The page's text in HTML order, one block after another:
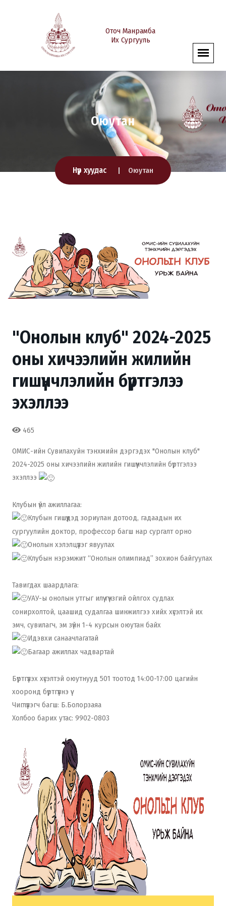
Оточ Манрамба
Их Сургууль
Оюутан
Нүүр хуудас Оюутан
"Онолын клуб" 2024-2025
оны хичээлийн жилийн
гишүүнчлэлийн бүртгэлээ
эхэллээ
465
ОМИС-ийн Сувилахуйн тэнхмийн дэргэдэх "Онолын клуб"
2024-2025 оны хичээлийн жилийн гишүүнчлэлийн бүртгэлээ
эхэллээ
Клубын үйл ажиллагаа:
Клубын гишүүдэд зориулан дотоод, гадаадын их
сургуулийн доктор, профессор багш нар сургалт орно
Онолын хэлэлцүүлэг явуулах
Клубын нэрэмжит “Онолын олимпиад” зохион байгуулах
Тавигдах шаардлага:
УАУ-ы онолын утгыг илүү гүнзгий ойлгох судлах
сонирхолтой, цаашид судалгаа шинжилгээ хийх хүсэлтэй их
эмч, сувилагч, эм зүйн 1-4 курсын оюутан байх
Идэвхи санаачлагатай
Багаар ажиллах чадвартай
Бүртгүүлэх хүсэлтэй оюутнууд 501 тоотод 14:00-17:00 цагийн
хооронд бүртгүүлнэ үү
Чиглүүлэгч багш: Б.Болорзаяа
Холбоо барих утас: 9902-0803